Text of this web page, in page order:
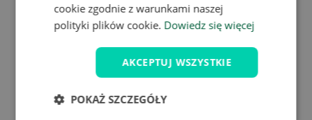
Travelpedie
Großhart - Auffen
cookie zgodnie z warunkami naszej
polityki plików cookie. Dowiedz się więcej
AKCEPTUJ WSZYSTKIE
POKAŻ SZCZEGÓŁY